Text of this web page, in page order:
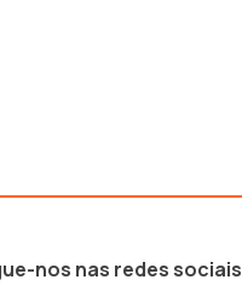
nos nas redes sociais